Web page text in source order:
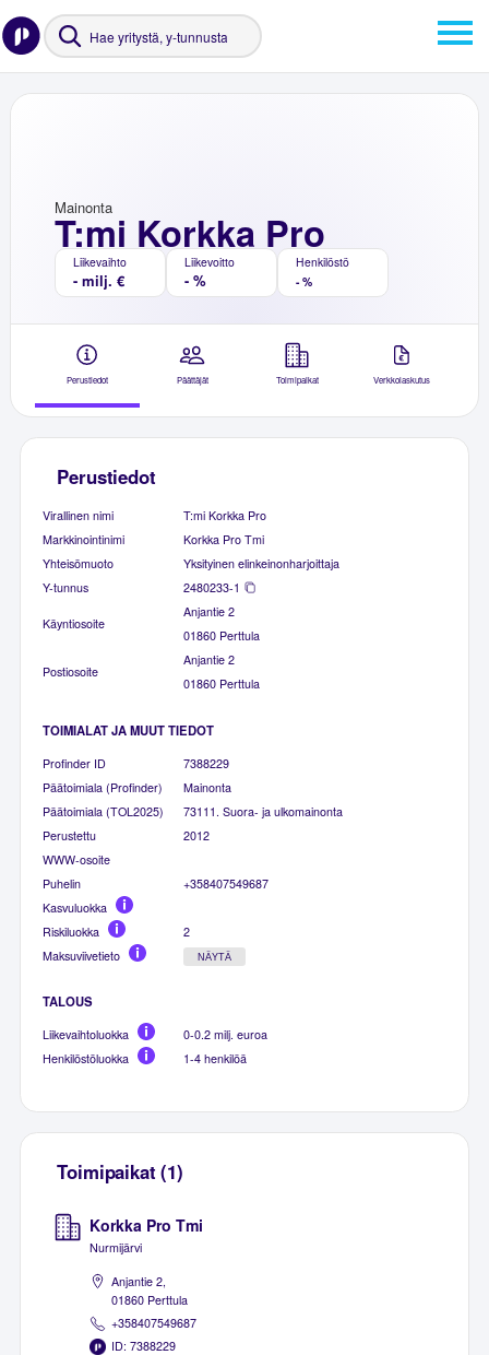
T:mi Korkka Pro
Mainonta
Liikevaihto
- milj. €
Liikevoitto
- %
Henkilöstö
- %
Perustiedot Päättäjät Toimipaikat Verkkolaskutus
Perustiedot
Virallinen nimi
T:mi Korkka Pro
Markkinointinimi
Korkka Pro Tmi
Yhteisömuoto
Yksityinen elinkeinonharjoittaja
Y-tunnus
2480233-1
Käyntiosoite
Anjantie 2
01860 Perttula
Postiosoite
Anjantie 2
01860 Perttula
TOIMIALAT JA MUUT TIEDOT
Profinder ID
7388229
Päätoimiala (Profinder)
Mainonta
Päätoimiala (TOL2025)
73111. Suora- ja ulkomainonta
Perustettu
2012
WWW-osoite
Puhelin
+358407549687
Kasvuluokka
Riskiluokka
2
Maksuviivetieto
NÄYTÄ
TALOUS
Liikevaihtoluokka
0-0.2 milj. euroa
Henkilöstöluokka
1-4 henkilöä
Toimipaikat (1)
Korkka Pro Tmi
Nurmijärvi
Anjantie 2,
01860 Perttula
+358407549687
ID: 7388229